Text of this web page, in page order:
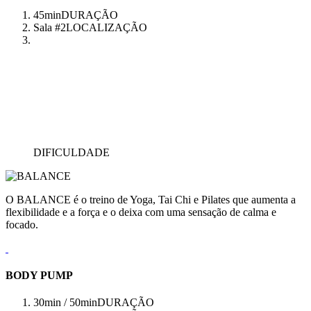
45minDURAÇÃO
Sala #2LOCALIZAÇÃO
DIFICULDADE
O BALANCE é o treino de Yoga, Tai Chi e Pilates que aumenta a
flexibilidade e a força e o deixa com uma sensação de calma e
focado.
BODY PUMP
30min / 50minDURAÇÃO